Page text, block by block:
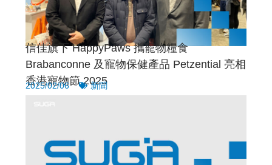
信佳旗下 HappyPaws 攜寵物糧食
Brabanconne 及寵物保健產品 Petzential 亮相
香港寵物節 2025
2025/02/06 新聞